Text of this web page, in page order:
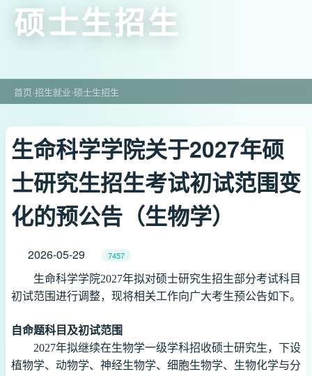
硕士生招生
首页›招生就业›硕士生招生
生命科学学院关于2027年硕
士研究生招生考试初试范围变
化的预公告（生物学）
2026-05-29 7457
生命科学学院2027年拟对硕士研究生招生部分考试科目
初试范围进行调整，现将相关工作向广大考生预公告如下。
自命题科目及初试范围
2027年拟继续在生物学一级学科招收硕士研究生，下设
植物学、动物学、神经生物学、细胞生物学、生物化学与分